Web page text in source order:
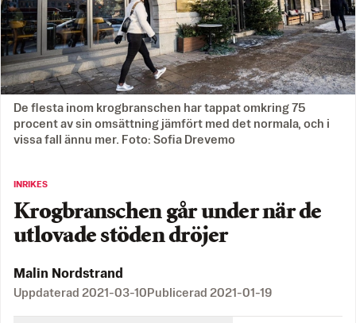
De flesta inom krogbranschen har tappat omkring 75
procent av sin omsättning jämfört med det normala, och i
vissa fall ännu mer. Foto: Sofia Drevemo
INRIKES
Krogbranschen går under när de
utlovade stöden dröjer
Malin Nordstrand
Uppdaterad 2021-03-10 Publicerad 2021-01-19